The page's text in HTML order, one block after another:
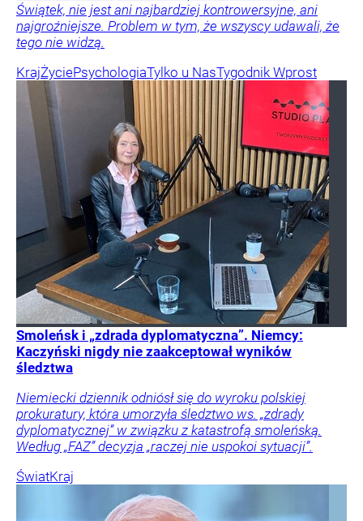
Świątek, nie jest ani najbardziej kontrowersyjne, ani
najgroźniejsze. Problem w tym, że wszyscy udawali, że
tego nie widzą.
KrajŻyciePsychologiaTylko u NasTygodnik Wprost
Smoleńsk i „zdrada dyplomatyczna”. Niemcy:
Kaczyński nigdy nie zaakceptował wyników
śledztwa
Niemiecki dziennik odniósł się do wyroku polskiej
prokuratury, która umorzyła śledztwo ws. „zdrady
dyplomatycznej” w związku z katastrofą smoleńską.
Według „FAZ” decyzja „raczej nie uspokoi sytuacji”.
ŚwiatKraj